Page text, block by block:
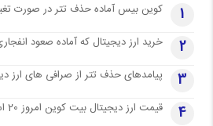
1 کوین بیس آماده حذف تتر در صورت
2 خرید ارز دیجیتال که آماده صعود
3 پیامدهای حذف تتر از صرافی های ارز
4 قیمت ارز دیجیتال بیت کوین امروز 20 اسفند 1403